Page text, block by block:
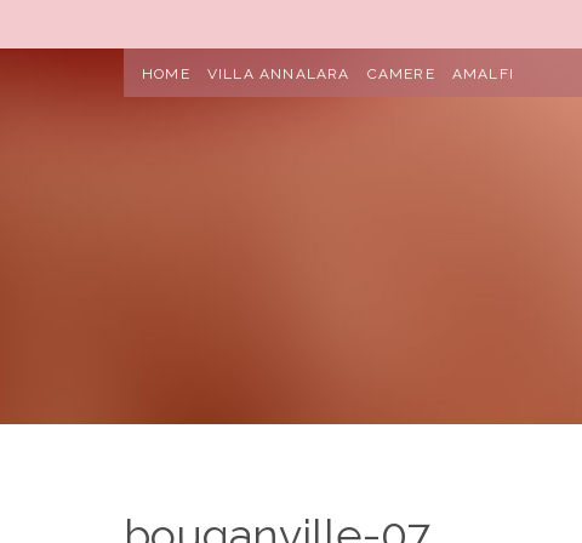
HOME VILLA ANNALARA CAMERE AMALFI